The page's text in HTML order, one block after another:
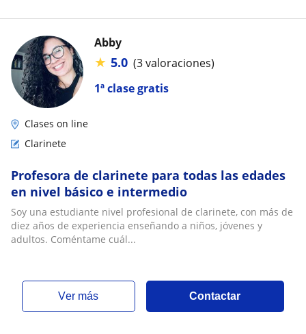
1ª clase gratis
Abby
★ 5.0 (3 valoraciones)
Clases on line
Clarinete
Profesora de clarinete para todas las edades
en nivel básico e intermedio
Soy una estudiante nivel profesional de clarinete, con más de
diez años de experiencia enseñando a niños, jóvenes y
adultos. Coméntame cuál...
ver más Contactar